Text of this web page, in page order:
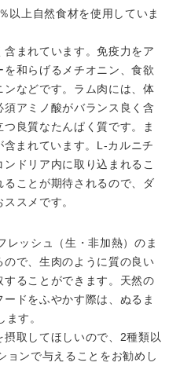
以上自然食材を使用していま
まれています。免疫力をア
和らげるメチオニン、食欲
などです。ラム肉には、体
アミノ酸がバランス良く含
良質なたんぱく質です。ま
まれています。L-カルニチ
ドリア内に取り込まれるこ
ことが期待されるので、ダ
スメです。
レッシュ（生・非加熱）のま
ので、生肉のように質の良い
ることができます。天然の
ドをふやかす際は、ぬるま
す。
取してほしいので、2種類以
ョンで与えることをお勧めし